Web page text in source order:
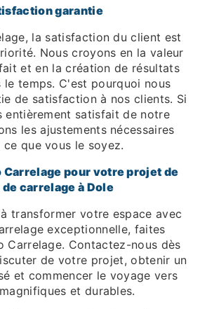
garantie
la satisfaction du client est
Nous croyons en la valeur
et en la création de résultats
le temps. C'est pourquoi nous
de satisfaction à nos clients. Si
entièrement satisfait de notre
les ajustements nécessaires
ce que vous le soyez.
Carrelage pour votre projet de
de carrelage à Dole
transformer votre espace avec
exceptionnelle, faites
Carrelage. Contactez-nous dès
de votre projet, obtenir un
et commencer le voyage vers
et durables.